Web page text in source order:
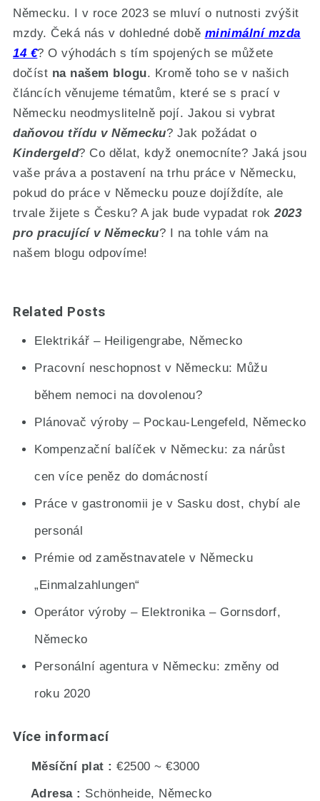
Německu. I v roce 2023 se mluví o nutnosti zvýšit
mzdy. Čeká nás v dohledné době minimální mzda
14 €? O výhodách s tím spojených se můžete
dočíst na našem blogu. Kromě toho se v našich
článcích věnujeme tématům, které se s prací v
Německu neodmyslitelně pojí. Jakou si vybrat
daňovou třídu v Německu? Jak požádat o
Kindergeld? Co dělat, když onemocníte? Jaká jsou
vaše práva a postavení na trhu práce v Německu,
pokud do práce v Německu pouze dojíždíte, ale
trvale žijete s Česku? A jak bude vypadat rok2023
pro pracující v Německu? I na tohle vám na
našem blogu odpovíme!
Related Posts
Elektrikář – Heiligengrabe, Německo
Pracovní neschopnost v Německu: Můžu
během nemoci na dovolenou?
Plánovač výroby – Pockau-Lengefeld, Německo
Kompenzační balíček v Německu: za nárůst
cen více peněz do domácností
Práce v gastronomii je v Sasku dost, chybí ale
personál
Prémie od zaměstnavatele v Německu
„Einmalzahlungen“
Operátor výroby – Elektronika – Gornsdorf,
Německo
Personální agentura v Německu: změny od
roku 2020
Více informací
Měsíční plat
€2500 ~ €3000
Adresa
Schönheide, Německo